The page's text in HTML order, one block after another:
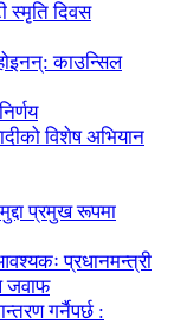
स्मृति दिवस
काउन्सिल
विशेष अभियान
प्रमुख रूपमा
प्रधानमन्त्री
जवाफ
गर्नैपर्छ :